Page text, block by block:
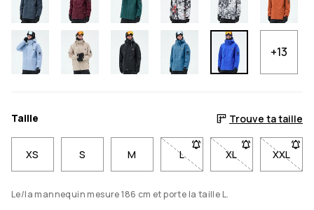
+13
Taille Trouve ta taille
XS S M L- Taille L non disponible.
XL- Taille XL non
XXL
-
Le/la mannequin mesure 186 cm et porte la taille L.